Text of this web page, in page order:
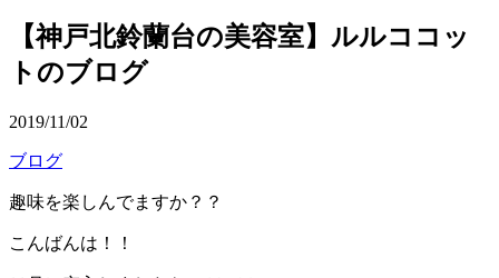
【神戸北鈴蘭台の美容室】ルルココッ
トのブログ
2019/11/02
ブログ
趣味を楽しんでますか？？
こんばんは！！